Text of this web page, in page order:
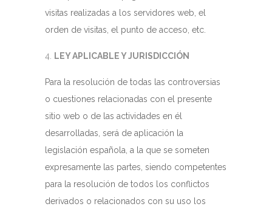
visitas realizadas a los servidores web, el
orden de visitas, el punto de acceso, etc.
LEY APLICABLE Y JURISDICCIÓN
Para la resolución de todas las controversias
o cuestiones relacionadas con el presente
sitio web o de las actividades en él
desarrolladas, será de aplicación la
legislación española, a la que se someten
expresamente las partes, siendo competentes
para la resolución de todos los conflictos
derivados o relacionados con su uso los